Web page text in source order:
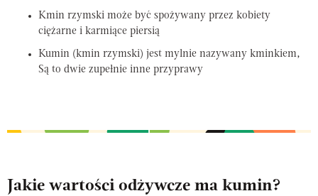
Kmin rzymski może być spożywany przez kobiety
ciężarne i karmiące piersią
Kumin (kmin rzymski) jest mylnie nazywany kminkiem,
Są to dwie zupełnie inne przyprawy
Jakie wartości odżywcze ma kumin?